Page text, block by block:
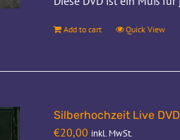
Add to cart Quick View
Silberhochzeit Live DVD
€20,00 inkl. MwSt.